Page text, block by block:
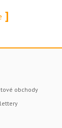
]
obchody